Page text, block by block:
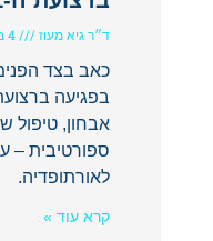
ד״ר גיא מעוז
כאב בצד
אבחון, טיפול
ספורטיבית –
לאורתופדיה.
קרא עוד »